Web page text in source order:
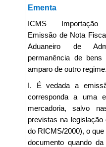
Ementa
ICMS – Importação
Emissão de Nota
Aduaneiro de
permanência de
amparo de outro regime.
I. É vedada a
corresponda a uma
mercadoria, salvo
previstas na
do RICMS/2000), o
documento quando